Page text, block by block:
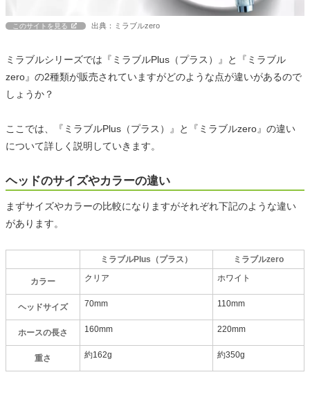
このサイトを見る 出典：ミラブルzero
ミラブルシリーズでは『ミラブルPlus（プラス）』と『ミラブル
zero』の2種類が販売されていますがどのような点が違いがあるので
しょうか？
ここでは、『ミラブルPlus（プラス）』と『ミラブルzero』の違い
について詳しく説明していきます。
ヘッドのサイズやカラーの違い
まずサイズやカラーの比較になりますがそれぞれ下記のような違い
があります。
ミラブルPlus（プラス） ミラブルzero
カラー クリア ホワイト
ヘッドサイズ 70mm 110mm
ホースの長さ 160mm 220mm
重さ 約162g 約350g